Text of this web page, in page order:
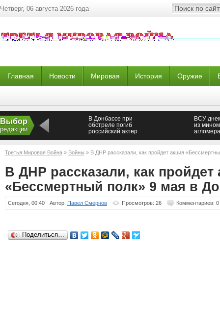
Четверг, 06 августа 2026 года
Главная Новости Мировая История Оружие
Выбор
редакции
В Донбассе при
обстреле погиб
российский актер
ВСУ
из
Третья Мировая Война » Войны » В ДНР рассказали, как пройдет акция
В ДНР рассказали, как пройдет
«Бессмертный полк» 9 мая в
Сегодня, 00:40 Автор: Павел Смернов Просмотров: 26 Комментариев: 0
Поделиться…